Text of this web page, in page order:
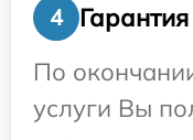
4
Гарантия
По
услуги Вы